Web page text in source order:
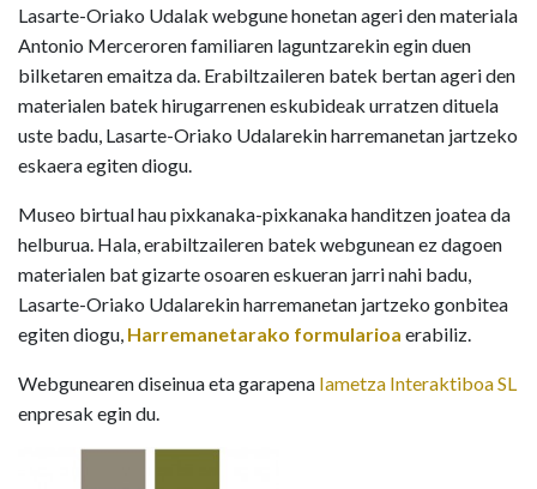
Lasarte-Oriako Udalak webgune honetan ageri den materiala
Antonio Merceroren familiaren laguntzarekin egin duen
bilketaren emaitza da. Erabiltzaileren batek bertan ageri den
materialen batek hirugarrenen eskubideak urratzen dituela
uste badu, Lasarte-Oriako Udalarekin harremanetan jartzeko
eskaera egiten diogu.
Museo birtual hau pixkanaka-pixkanaka handitzen joatea da
helburua. Hala, erabiltzaileren batek webgunean ez dagoen
materialen bat gizarte osoaren eskueran jarri nahi badu,
Lasarte-Oriako Udalarekin harremanetan jartzeko gonbitea
egiten diogu, Harremanetarako formularioa erabiliz.
Webgunearen diseinua eta garapena Iametza Interaktiboa SL
enpresak egin du.